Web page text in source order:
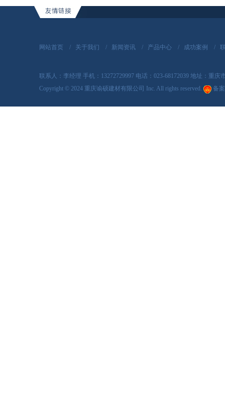
网站首页 / 关于我们 / 新闻资讯 / 产品中心 / 成功案例 /
联系人：李经理 手机：13272729997 电话：023-68172039 地址：重庆
Copyright © 2024 重庆谕硕建材有限公司 Inc. All rights reserved. 备